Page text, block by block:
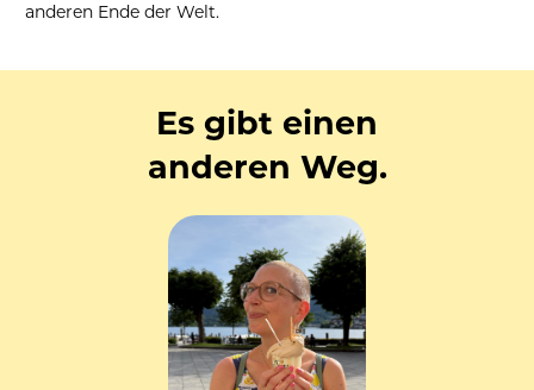
anderen Ende der Welt.
Es gibt einen
anderen Weg.